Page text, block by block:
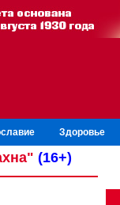
Здоровье
(16+)